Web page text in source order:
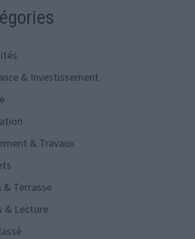
& Investissement
& Travaux
& Terrasse
& Lecture